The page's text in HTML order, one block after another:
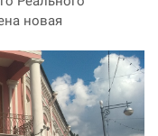
новая